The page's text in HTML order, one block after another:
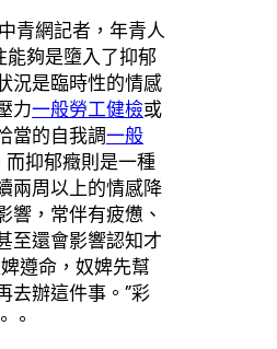
青網記者，年青人
能夠是墮入了抑郁
況是臨時性的情感
力一般勞工健檢或
當的自我調一般
抑郁癥則是一種
兩周以上的情感降
響，常伴有疲憊、
至還會影響認知才
遵命，奴婢先幫
去辦這件事。”彩
。